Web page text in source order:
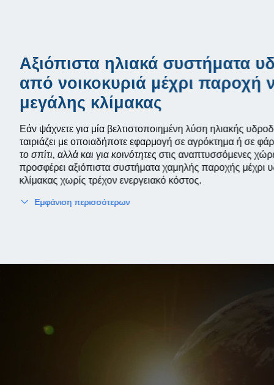
Αξιόπιστα ηλιακά συστήματα
από νοικοκυριά μέχρι παροχή
μεγάλης κλίμακας
Εάν ψάχνετε για μία βελτιστοποιημένη λύση ηλιακής
ταιριάζει με οποιαδήποτε εφαρμογή σε αγρόκτημα ή σε
το σπίτι, αλλά και για κοινότητες στις αναπτυσσόμενες
προσφέρει αξιόπιστα συστήματα χαμηλής παροχής μέχρι
κλίμακας χωρίς τρέχον ενεργειακό κόστος.
Εμφάνιση περισσότερων